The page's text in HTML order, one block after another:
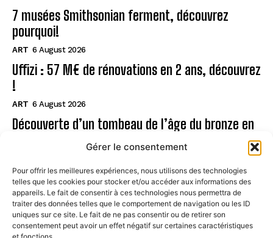
Gérer le consentement
Pour offrir les meilleures expériences, nous utilisons des technologies
telles que les cookies pour stocker et/ou accéder aux informations des
appareils. Le fait de consentir à ces technologies nous permettra de
traiter des données telles que le comportement de navigation ou les ID
uniques sur ce site. Le fait de ne pas consentir ou de retirer son
consentement peut avoir un effet négatif sur certaines caractéristiques
7 musées Smithsonian ferment, découvrez
pourquoi!
ART 6 August 2026
Uffizi : 57 M€ de rénovations en 2 ans, découvrez
!
ART 6 August 2026
Découverte d’un tombeau de l’âge du bronze en
Page
CONTACT